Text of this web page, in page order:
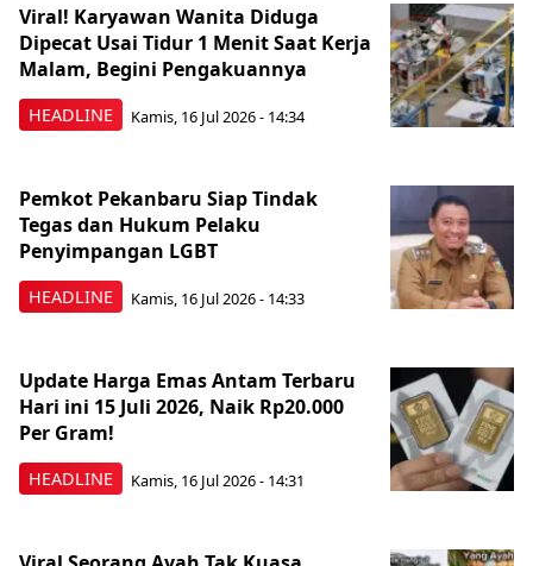
HEADLINE
Viral! Karyawan Wanita Diduga
Dipecat Usai Tidur 1 Menit Saat Kerja
Malam, Begini Pengakuannya
Kamis, 16 Jul 2026 - 14:34
HEADLINE
Pemkot Pekanbaru Siap Tindak
Tegas dan Hukum Pelaku
Penyimpangan LGBT
Kamis, 16 Jul 2026 - 14:33
HEADLINE
Update Harga Emas Antam Terbaru
Hari ini 15 Juli 2026, Naik Rp20.000
Per Gram!
Kamis, 16 Jul 2026 - 14:31